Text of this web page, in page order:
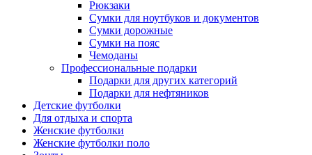
Рюкзаки
Сумки для ноутбуков и документов
Сумки дорожные
Сумки на пояс
Чемоданы
Профессиональные подарки
Подарки для других категорий
Подарки для нефтяников
Детские футболки
Для отдыха и спорта
Женские футболки
Женские футболки поло